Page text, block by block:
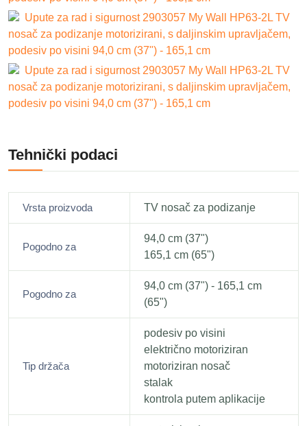
Upute za rad i sigurnost 2903057 My Wall HP63-2L TV
nosač za podizanje motorizirani, s daljinskim upravljačem,
podesiv po visini 94,0 cm (37") - 165,1 cm
Upute za rad i sigurnost 2903057 My Wall HP63-2L TV
nosač za podizanje motorizirani, s daljinskim upravljačem,
podesiv po visini 94,0 cm (37") - 165,1 cm
Tehnički podaci
Vrsta proizvoda TV nosač za podizanje
Pogodno za
94,0 cm (37")
165,1 cm (65")
Pogodno za
94,0 cm (37") - 165,1 cm
(65")
Tip držača
podesiv po visini
električno motoriziran
motoriziran nosač
stalak
kontrola putem aplikacije